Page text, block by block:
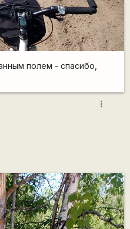
полем - спасибо,
more_vert